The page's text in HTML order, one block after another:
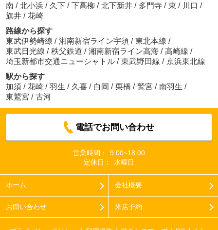
南 / 北小浜 / 久下 / 下高柳 / 北下新井 / 多門寺 / 東 / 川口 /
旗井 / 花崎
路線から探す
東武伊勢崎線 / 湘南新宿ライン宇須 / 東北本線 /
東武日光線 / 秩父鉄道 / 湘南新宿ライン高海 / 高崎線 /
埼玉新都市交通ニューシャトル / 東武野田線 / 京浜東北線
駅から探す
加須 / 花崎 / 羽生 / 久喜 / 白岡 / 栗橋 / 鷲宮 / 南羽生 /
東鷲宮 / 古河
電話でお問い合わせ
営業時間：
9:00~18:00
定休日：
水曜日
ホーム 会社概要
お問い合わせ 来店予約